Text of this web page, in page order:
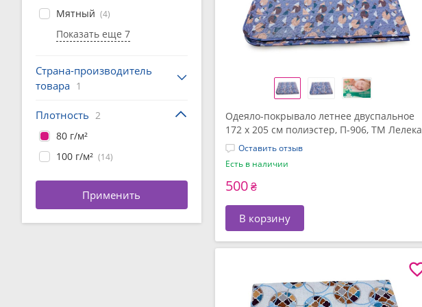
Одеяло-покрывало летнее двуспальное
172 x 205 см полиэстер, П-906, ТМ Лелека
Текстиль
Оставить отзыв
Есть в наличии
500₴
В корзину
Мятный (4)
Показать еще 7
Страна-производитель
товара 1
Плотность 2
80 г/м²
100 г/м² (14)